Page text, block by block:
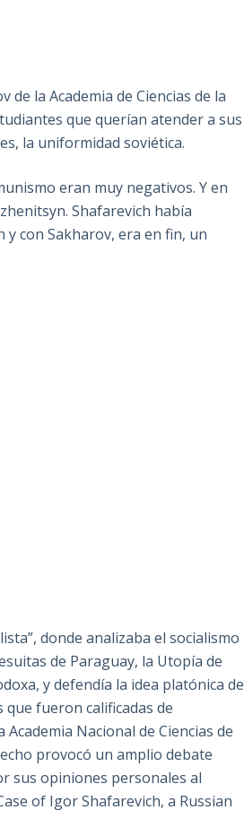
la Academia de Ciencias de la
que querían atender a sus
la uniformidad soviética.
eran muy negativos. Y en
Shafarevich había
con Sakharov, era en fin, un
donde analizaba el socialismo
de Paraguay, la Utopía de
y defendía la idea platónica de
que fueron calificadas de
Nacional de Ciencias de
provocó un amplio debate
sus opiniones personales al
of Igor Shafarevich, a Russian